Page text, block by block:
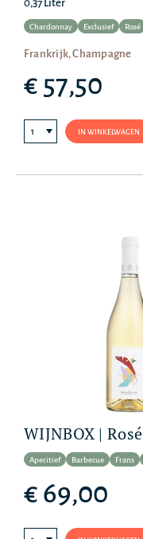
0,37 Liter
Chardonnay Exclusief Rosé
Frankrijk, Champagne
€ 57,50
IN WINKELWAGEN
WIJNBOX |
Aperitief Barbecue Frans
€ 69,00